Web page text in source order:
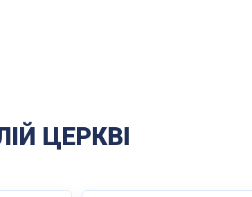
ЦЕРКВІ